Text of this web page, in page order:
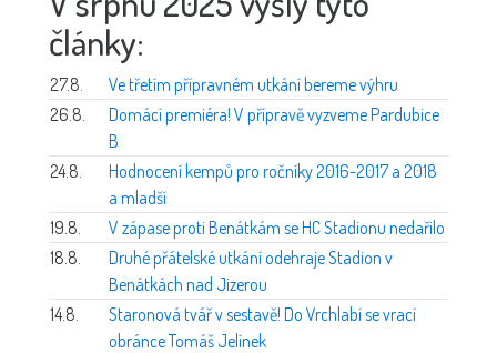
články:
27.8.
Ve třetím přípravném utkání bereme výhru
26.8.
Domácí premiéra! V přípravě vyzveme Pardubice
B
24.8.
Hodnocení kempů pro ročníky 2016-2017 a 2018
a mladší
19.8.
V zápase proti Benátkám se HC Stadionu nedařilo
18.8.
Druhé přátelské utkání odehraje Stadion v
Benátkách nad Jizerou
14.8.
Staronová tvář v sestavě! Do Vrchlabí se vrací
obránce Tomáš Jelínek